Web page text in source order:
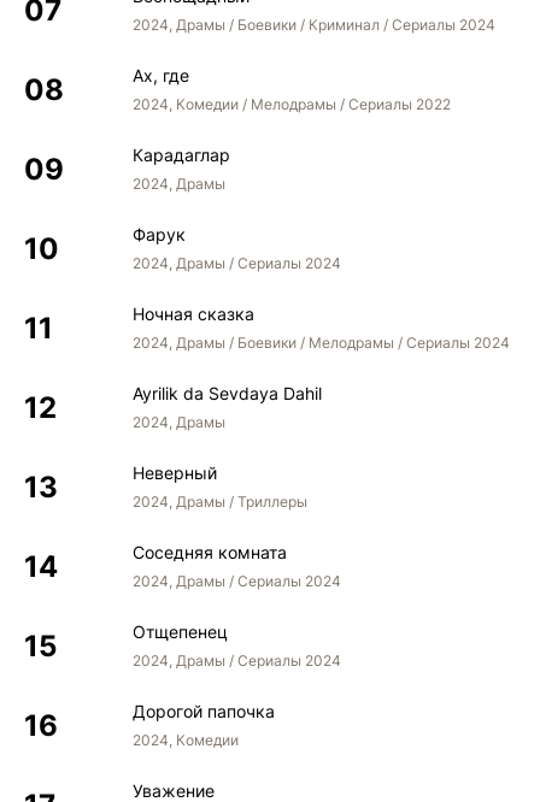
2024, Драмы / Боевики / Криминал / Сериалы 2024
Ах, где
2024, Комедии / Мелодрамы / Сериалы 2022
Карадаглар
2024, Драмы
Фарук
2024, Драмы / Сериалы 2024
Ночная сказка
2024, Драмы / Боевики / Мелодрамы / Сериалы 2024
Ayrilik da Sevdaya Dahil
2024, Драмы
Неверный
2024, Драмы / Триллеры
Соседняя комната
2024, Драмы / Сериалы 2024
Отщепенец
2024, Драмы / Сериалы 2024
Дорогой папочка
2024, Комедии
Уважение